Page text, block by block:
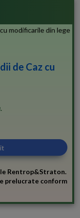
de Caz cu
Rentrop&Straton.
prelucrate conform